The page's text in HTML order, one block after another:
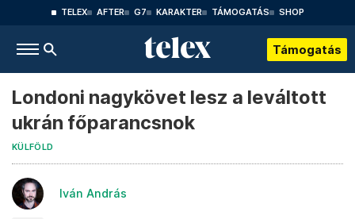
TELEX AFTER G7 KARAKTER TÁMOGATÁS SHOP
Támogatás
Londoni nagykövet lesz a leváltott
ukrán főparancsnok
KÜLFÖLD
Iván András